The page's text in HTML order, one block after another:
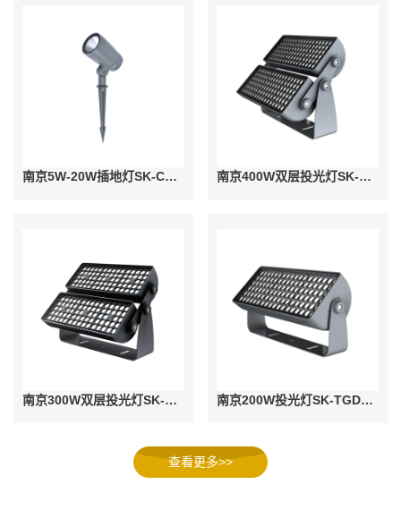
南京5W-20W插地灯SK-CDD23-02 南京400W双层投光灯SK-TGD24-01D
南京300W双层投光灯SK-TGD24-01C 南京200W投光灯SK-TGD24-01B
查看更多>>